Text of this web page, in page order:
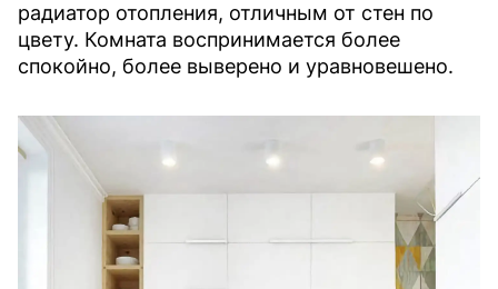
радиатор отопления, отличным от стен по
цвету. Комната воспринимается более
спокойно, более выверено и уравновешено.